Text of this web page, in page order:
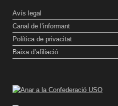
Avís legal
Canal de l’informant
Política de privacitat
Baixa d’afiliació